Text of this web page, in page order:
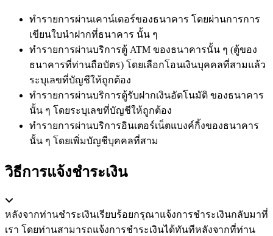
ทำรายการผ่านเคาน์เตอร์ของธนาคาร โดยผ่านการการ
เขียนใบนำฝากที่ธนาคาร นั้น ๆ
ทำรายการผ่านบริการตู้ ATM ของธนาคารนั้น ๆ (ตู้ของ
ธนาคารที่ท่านถือบัตร) โดยเลือกโอนเงินบุคคลที่สามแล้ว
ระบุเลขที่บัญชีให้ถูกต้อง
ทำรายการผ่านบริการตู้รับฝากเงินอัตโนมัติ ของธนาคาร
นั้น ๆ โดยระบุเลขที่บัญชีให้ถูกต้อง
ทำรายการผ่านบริการอินเตอร์เน็ตแบงค์กิ้งของธนาคาร
นั้น ๆ โดยเพิ่มบัญชีบุคคลที่สาม
วิธีการแจ้งชำระเงิน
หลังจากท่านชำระเงินเรียบร้อยกรุณาแจ้งการชำระเงินกลับมาที่
เรา โดยท่านสามารถแจ้งการชำระเงินได้ทันทีหลังจากที่ท่าน